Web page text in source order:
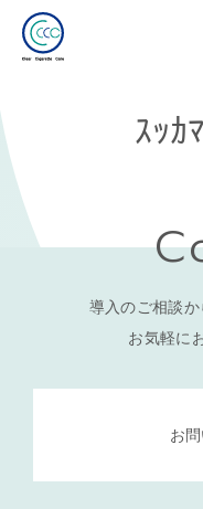
ｽｯ
導入のご相談か
お気軽に
お